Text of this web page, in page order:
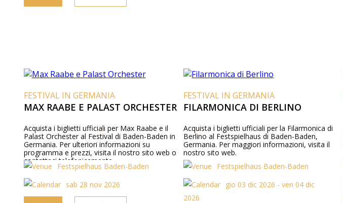
FESTIVAL IN GERMANIA
MAX RAABE E PALAST ORCHESTER
Acquista i biglietti ufficiali per Max Raabe e il
Palast Orchester al Festival di Baden-Baden in
Germania. Per ulteriori informazioni su
programma e prezzi, visita il nostro sito web o
contattaci telefonicamente.
Festspielhaus Baden-Baden
sab 28 nov 2026
FESTIVAL IN GERMANIA
FILARMONICA DI BERLINO
Acquista i biglietti ufficiali per la Filarmonica di
Berlino al Festspielhaus di Baden-Baden,
Germania. Per maggiori informazioni, visita il
nostro sito web.
Festspielhaus Baden-Baden
gio 03 dic 2026 - ven 04 dic
2026